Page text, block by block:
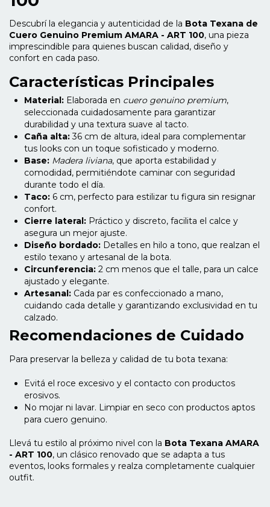
Descubrí la elegancia y autenticidad de la Bota Texana de
Cuero Genuino Premium AMARA - ART 100, una pieza
imprescindible para quienes buscan calidad, diseño y
confort en cada paso.
Características Principales
Material: Elaborada en cuero genuino premium,
seleccionada cuidadosamente para garantizar
durabilidad y una textura suave al tacto.
Caña alta:36 cm de altura, ideal para complementar
tus looks con un toque sofisticado y moderno.
Base: Madera liviana, que aporta estabilidad y
comodidad, permitiéndote caminar con seguridad
durante todo el día.
Taco: 6 cm, perfecto para estilizar tu figura sin resignar
confort.
Cierre lateral: Práctico y discreto, facilita el calce y
asegura un mejor ajuste.
Diseño bordado: Detalles en hilo a tono, que realzan el
estilo texano y artesanal de la bota.
Circunferencia: 2 cm menos que el talle, para un calce
ajustado y elegante.
Artesanal: Cada par es confeccionado a mano,
cuidando cada detalle y garantizando exclusividad en tu
calzado.
Recomendaciones de Cuidado
Para preservar la belleza y calidad de tu bota texana:
Evitá el roce excesivo y el contacto con productos
erosivos.
No mojar ni lavar. Limpiar en seco con productos aptos
para cuero genuino.
Llevá tu estilo al próximo nivel con la Bota Texana AMARA
- ART 100, un clásico renovado que se adapta a tus
eventos, looks formales y realza completamente cualquier
outfit.